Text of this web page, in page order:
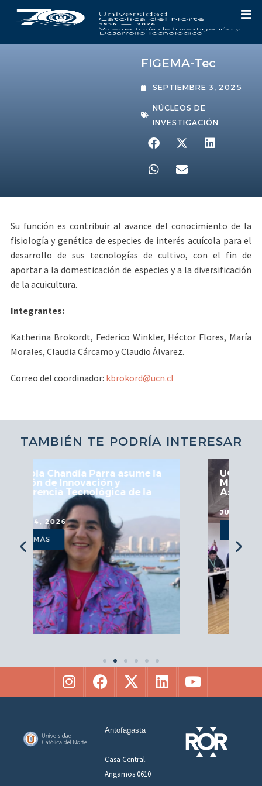
FIGEMA-Tec
SEPTIEMBRE 3, 2025
NÚCLEOS DE
INVESTIGACIÓN
Su función es contribuir al avance del conocimiento de la
fisiología y genética de especies de interés acuícola para el
desarrollo de sus tecnologías de cultivo, con el fin de
aportar a la domesticación de especies y a la diversificación
de la acuicultura.
Integrantes:
Katherina Brokordt, Federico Winkler, Héctor Flores, María
Morales, Claudia Cárcamo y Claudio Álvarez.
Correo del coordinador: kbrokord@ucn.cl
TAMBIÉN TE PODRÍA INTERESAR
UCN fortalece articulación en
Mesa Regional de Astronomía y
Astroturismo
JULIO 29, 2026
VER MÁS
Antofagasta
Casa Central.
Angamos 0610